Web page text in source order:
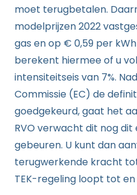
moet terugbetalen.
modelprijzen 2022
gas en op € 0,59 per
berekent hiermee of u
intensiteitseis van 7%.
Commissie (EC) de
goedgekeurd, gaat het
RVO verwacht dit nog
gebeuren. U kunt dan
terugwerkende kracht
TEK-regeling loopt tot